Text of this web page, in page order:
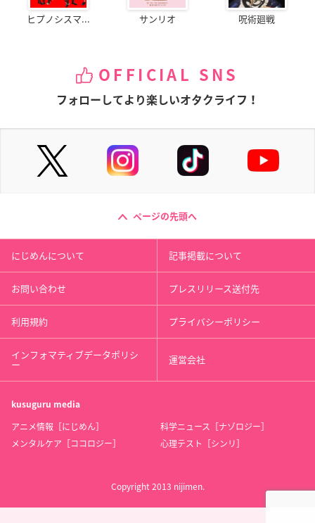
ヒプノシスマ... サンリオ 呪術廻戦
OFFICIAL SNS
フォローしてより楽しいオタクライフ！
ページの先頭へ
にじめんについて 記事掲載について
お問い合わせ プレスリリース送付先
利用規約 プライバシーポリシー
インフォマティブデータポリシ
ー 運営会社
kusuguru media
アニメ情報［にじめん］
科学ニュース［ナゾロジー］
メンタルケア［ココロジー］
心理テスト［シンリ］
Copyright 2013 nijimen.